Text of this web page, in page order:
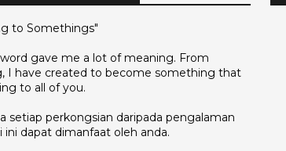
to Somethings"
gave me a lot of meaning. From
I have created to become something that
to all of you.
setiap perkongsian daripada pengalaman
ini dapat dimanfaat oleh anda.